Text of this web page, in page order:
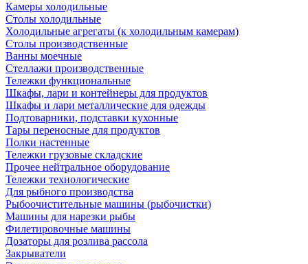
Камеры холодильные
Столы холодильные
Холодильные агрегаты (к холодильным камерам)
Столы производственные
Ванны моечные
Стеллажи производственные
Тележки функциональные
Шкафы, лари и контейнеры для продуктов
Шкафы и лари металлические для одежды
Подтоварники, подставки кухонные
Тары переносные для продуктов
Полки настенные
Тележки грузовые складские
Прочее нейтральное оборудование
Тележки технологические
Для рыбного производства
Рыбоочистительные машины (рыбочистки)
Машины для нарезки рыбы
Филетировочные машины
Дозаторы для розлива рассола
Закрыватели